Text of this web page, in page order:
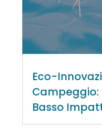
Eco-
Campeggio:
Basso